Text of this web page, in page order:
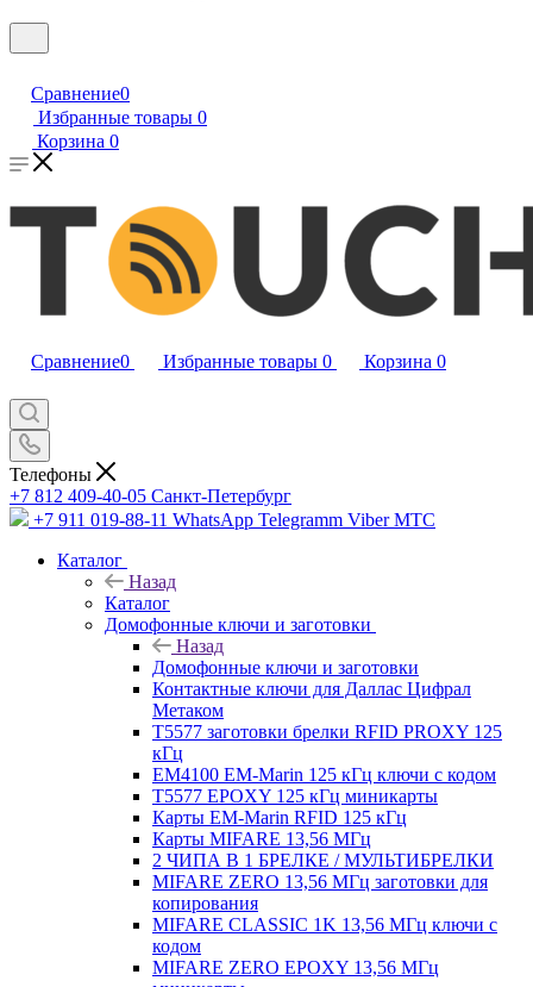
Сравнение0
Избранные товары 0
Корзина 0
Сравнение0 Избранные товары 0 Корзина 0
Телефоны
+7 812 409-40-05 Санĸт-Петербург
+7 911 019-88-11 WhatsApp Telegramm Viber МТС
Каталог
Назад
Каталог
Домофонные ключи и заготовки
Назад
Домофонные ключи и заготовки
Контактные ключи для Даллас Цифрал
Метаком
T5577 заготовки брелки RFID PROXY 125
кГц
EM4100 EM-Marin 125 кГц ключи с кодом
T5577 EPOXY 125 кГц миникарты
Карты EM-Marin RFID 125 кГц
Карты MIFARE 13,56 МГц
2 ЧИПА В 1 БРЕЛКЕ / МУЛЬТИБРЕЛКИ
MIFARE ZERO 13,56 МГц заготовки для
копирования
MIFARE CLASSIC 1K 13,56 МГц ключи с
кодом
MIFARE ZERO EPOXY 13,56 МГц